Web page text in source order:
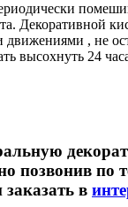
Декоративной
движениями , не
высохнуть 24
позвонив по
заказать в